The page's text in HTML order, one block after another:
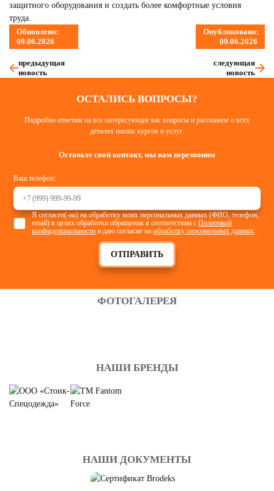
защитного оборудования и создать более комфортные условия
труда.
Обновлено:
09.06.2026
Опубликовано:
09.06.2026
предыдущая
новость
следующая
новость
ОСТАЛИСЬ ВОПРОСЫ?
Подробно ответим на все интересующие вас вопросы и расскажем о всех
деталях наших курсов и услуг.
Оставьте свой контакт, мы вам перезвоним
Ваш телефон:
ОТПРАВИТЬ
Я согласен(-на) на обработку моих персональных данных (ФИО, телефон,
email) в целях обработки обращения в соответствии сПолитикой
конфиденциальности и даю согласие наобработку персональных данных.
ФОТОГАЛЕРЕЯ
НАШИ БРЕНДЫ
НАШИ ДОКУМЕНТЫ